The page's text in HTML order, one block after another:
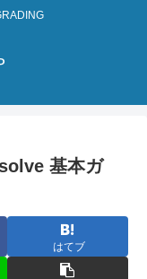
基本ガ
はてブ